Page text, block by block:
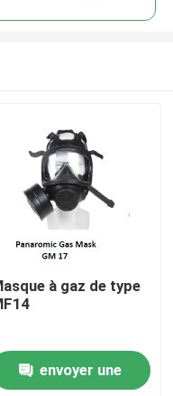
à gaz de type
envoyer une